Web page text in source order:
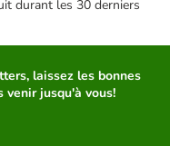
durant les 30 derniers
laissez les bonnes
jusqu'à vous!